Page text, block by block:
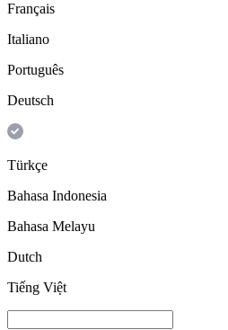
Français
Italiano
Português
Deutsch
Türkçe
Bahasa Indonesia
Bahasa Melayu
Dutch
Tiếng Việt